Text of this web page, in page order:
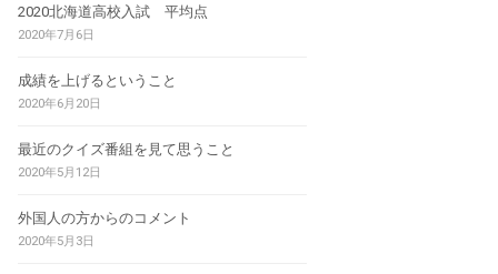
2020北海道高校入試 平均点
2020年7月6日
成績を上げるということ
2020年6月20日
最近のクイズ番組を見て思うこと
2020年5月12日
外国人の方からのコメント
2020年5月3日